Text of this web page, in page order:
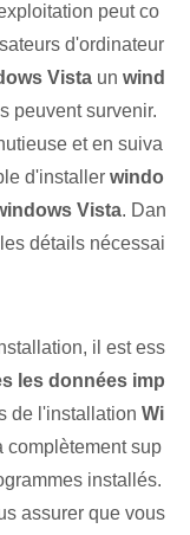
peut co
d'ordinateur
Vista un wind
peuvent survenir.
et en suiva
d'installer windo
Vista. Dan
détails nécessai
il est ess
les données imp
de l'installation Wi
complètement sup
installés⁢.
assurer que vous